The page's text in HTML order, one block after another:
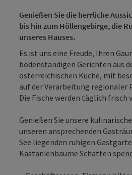
Genießen Sie die herrliche
bis hin zum Höllengebirge, die
unseres Hauses.
Es ist uns eine Freude, Ihren
bodenständigen Gerichten aus
österreichischen Küche, mit
auf der Verarbeitung regionaler
Die Fische werden täglich frisch
Genießen Sie unsere
unseren ansprechenden
See liegenden ruhigen
Kastanienbäume Schatten